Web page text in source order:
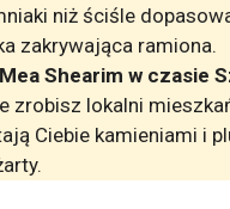
niż ściśle
zakrywająca ramiona.
Shearim w czasie
zrobisz lokalni
Ciebie kamieniami i